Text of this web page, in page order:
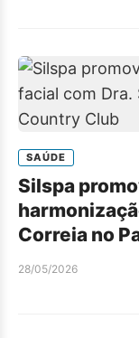
SAÚDE
Silspa
Correia no
28/05/2026